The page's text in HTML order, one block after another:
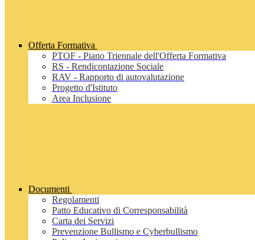
Offerta Formativa
PTOF - Piano Triennale dell'Offerta Formativa
RS - Rendicontazione Sociale
RAV - Rapporto di autovalutazione
Progetto d'Istituto
Area Inclusione
Documenti
Regolamenti
Patto Educativo di Corresponsabilità
Carta dei Servizi
Prevenzione Bullismo e Cyberbullismo